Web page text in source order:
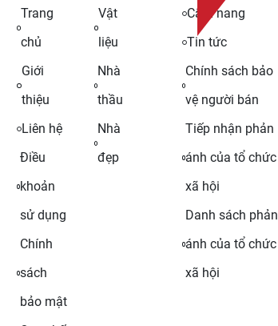
Trang
chủ
Giới
thiệu
Liên hệ
Điều
khoản
sử dụng
Chính
sách
bảo mật
Vật
liệu
Nhà
thầu
Nhà
đẹp
Cẩm nang
Tin tức
Chính sách bảo
vệ người bán
Tiếp nhận phản
ánh của tổ chức
xã hội
Danh sách phản
ánh của tổ chức
xã hội